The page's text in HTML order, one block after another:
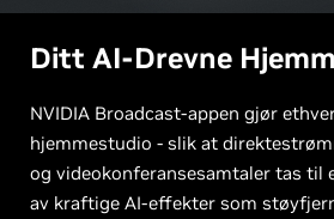
Ditt AI-Drevne
NVIDIA Broadcast-appen gjør
hjemmestudio - slik at
og videokonferansesamtaler tas til
av kraftige AI-effekter som